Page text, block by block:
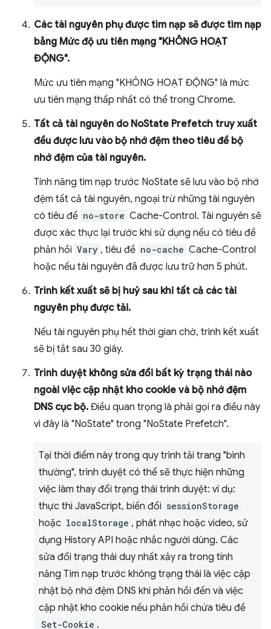
Các tài nguyên phụ được tìm nạp sẽ được tìm nạp
bằng Mức độ ưu tiên mạng "KHÔNG HOẠT
ĐỘNG".
Mức ưu tiên mạng "KHÔNG HOẠT ĐỘNG" là mức
ưu tiên mạng thấp nhất có thể trong Chrome.
Tất cả tài nguyên do NoState Prefetch truy xuất
đều được lưu vào bộ nhớ đệm theo tiêu đề bộ
nhớ đệm của tài nguyên.
Tính năng tìm nạp trước NoState sẽ lưu vào bộ nhớ
đệm tất cả tài nguyên, ngoại trừ những tài nguyên
có tiêu đề no-store Cache-Control. Tài nguyên sẽ
được xác thực lại trước khi sử dụng nếu có tiêu đề
phản hồi Vary , tiêu đề no-cache Cache-Control
hoặc nếu tài nguyên đã được lưu trữ hơn 5 phút.
Trình kết xuất sẽ bị huỷ sau khi tất cả các tài
nguyên phụ được tải.
Nếu tài nguyên phụ hết thời gian chờ, trình kết xuất
sẽ bị tắt sau 30 giây.
Trình duyệt không sửa đổi bất kỳ trạng thái nào
ngoài việc cập nhật kho cookie và bộ nhớ đệm
DNS cục bộ. Điều quan trọng là phải gọi ra điều này
vì đây là "NoState" trong "NoState Prefetch".
Tại thời điểm này trong quy trình tải trang "bình
thường", trình duyệt có thể sẽ thực hiện những
việc làm thay đổi trạng thái trình duyệt: ví dụ:
thực thi JavaScript, biến đổi sessionStorage
hoặc localStorage , phát nhạc hoặc video, sử
dụng History API hoặc nhắc người dùng. Các
sửa đổi trạng thái duy nhất xảy ra trong tính
năng Tìm nạp trước không trạng thái là việc cập
nhật bộ nhớ đệm DNS khi phản hồi đến và việc
cập nhật kho cookie nếu phản hồi chứa tiêu đề
Set-Cookie .